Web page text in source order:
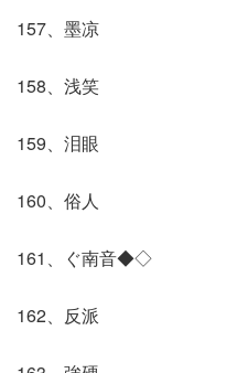
157、墨凉
158、浅笑
159、泪眼
160、俗人
161、ぐ南音◆◇
162、反派